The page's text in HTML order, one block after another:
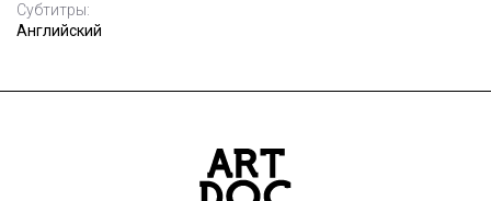
Субтитры:
Английский